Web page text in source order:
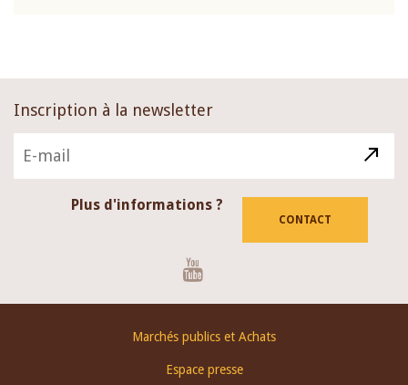
Inscription à la newsletter
Plus d'informations ?
CONTACT
Marchés publics et Achats
Espace presse